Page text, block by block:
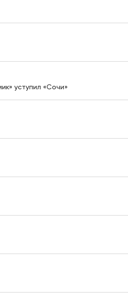
уступил «Сочи»